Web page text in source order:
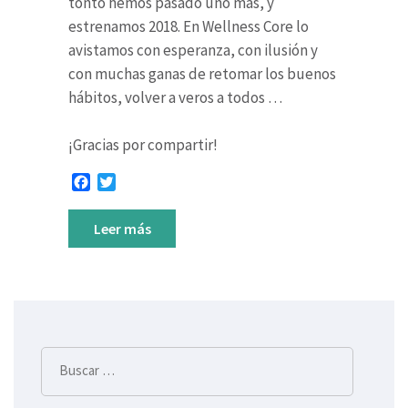
estrenamos 2018. En Wellness Core lo
avistamos con esperanza, con ilusión y
con muchas ganas de retomar los buenos
hábitos, volver a veros a todos …
¡Gracias por compartir!
Facebook
Leer más
Buscar: